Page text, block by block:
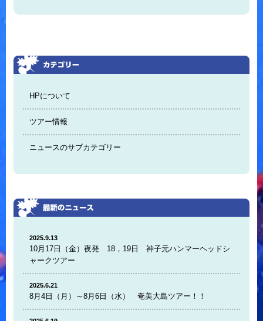
HPについて
ツアー情報
ニュースのサブカテゴリー
2025.9.13
10月17日（金）夜発 18，19日 神子元ハンマーヘッドシ
ャークツアー
2025.6.21
8月4日（月）～8月6日（水） 奄美大島ツアー！！